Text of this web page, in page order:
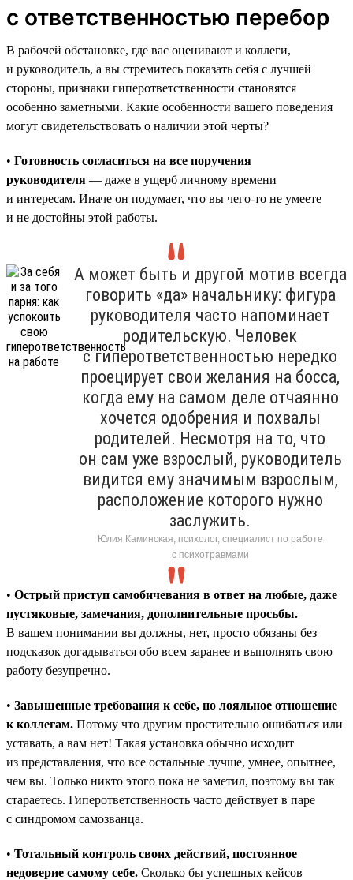
с ответственностью перебор
В рабочей обстановке, где вас оценивают и коллеги,
и руководитель, а вы стремитесь показать себя с лучшей
стороны, признаки гиперответственности становятся
особенно заметными. Какие особенности вашего поведения
могут свидетельствовать о наличии этой черты?
• Готовность согласиться на все поручения
руководителя — даже в ущерб личному времени
и интересам. Иначе он подумает, что вы чего-то не умеете
и не достойны этой работы.
А может быть и другой мотив всегда
говорить «да» начальнику: фигура
руководителя часто напоминает
родительскую. Человек
с гиперответственностью нередко
проецирует свои желания на босса,
когда ему на самом деле отчаянно
хочется одобрения и похвалы
родителей. Несмотря на то, что
он сам уже взрослый, руководитель
видится ему значимым взрослым,
расположение которого нужно
заслужить.
Юлия Каминская, психолог, специалист по работе
с психотравмами
• Острый приступ самобичевания в ответ на любые, даже
пустяковые, замечания, дополнительные просьбы.
В вашем понимании вы должны, нет, просто обязаны без
подсказок догадываться обо всем заранее и выполнять свою
работу безупречно.
• Завышенные требования к себе, но лояльное отношение
к коллегам. Потому что другим простительно ошибаться или
уставать, а вам нет! Такая установка обычно исходит
из представления, что все остальные лучше, умнее, опытнее,
чем вы. Только никто этого пока не заметил, поэтому вы так
стараетесь. Гиперответственность часто действует в паре
с синдромом самозванца.
• Тотальный контроль своих действий, постоянное
недоверие самому себе. Сколько бы успешных кейсов